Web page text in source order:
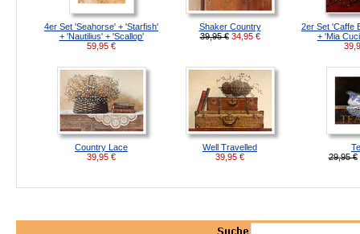
4er Set 'Seahorse' + 'Starfish'
+ 'Nautilius' + 'Scallop'
59,95 €
Shaker Country
39,95 € 34,95 €
2er Set 'Caffe
+ 'Mia
Country Lace
39,95 €
Well Travelled
39,95 €
29,95 €